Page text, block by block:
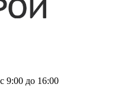
9:00 до 16:00